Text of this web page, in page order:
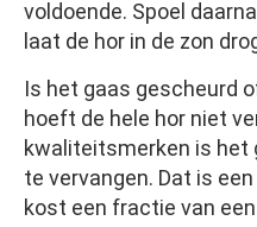
voldoende. Spoel
laat de hor in de zon
Is het gaas gescheurd
hoeft de hele hor niet
kwaliteitsmerken is het
te vervangen. Dat is
kost een fractie van